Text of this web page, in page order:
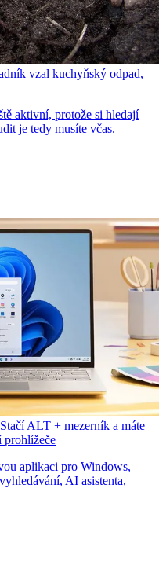
vzal kuchyňský odpad,
aktivní, protože si hledají
je tedy musíte včas.
ALT + mezerník a máte
prohlížeče
aplikaci pro Windows,
AI asistenta,